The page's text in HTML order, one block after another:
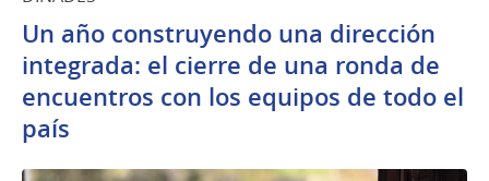
Un año construyendo una dirección
integrada: el cierre de una ronda de
encuentros con los equipos de todo el
país